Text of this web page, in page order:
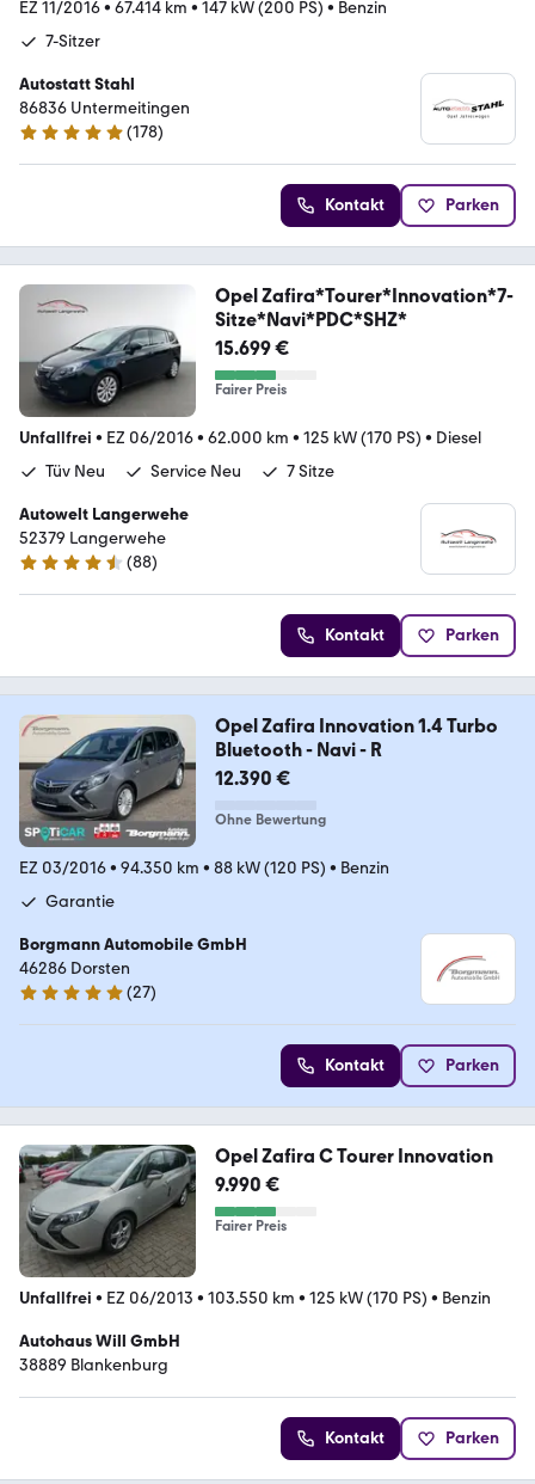
EZ 11/2016• 67.414 km • 147 kW (200 PS) • Benzin
7-Sitzer
Autostatt Stahl
86836 Untermeitingen
5 Sterne
(178)
Kontakt Parken
Opel Zafira*Tourer*Innovation*7-
Sitze*Navi*PDC*SHZ*
15.699 €
Fairer Preis
Unfallfrei • EZ 06/2016• 62.000 km • 125 kW (170 PS) • Diesel
Tüv Neu
Service Neu 7 Sitze
Autowelt Langerwehe
52379 Langerwehe
4.7 Sterne
(88)
Kontakt Parken
Opel Zafira Innovation 1.4 Turbo
Bluetooth - Navi - R
12.390 €
Ohne Bewertung
EZ 03/2016• 94.350 km • 88 kW (120 PS) • Benzin
Garantie
Borgmann Automobile GmbH
46286 Dorsten
5 Sterne
(27)
Kontakt Parken
Opel Zafira C Tourer Innovation
9.990 €
Fairer Preis
Unfallfrei • EZ 06/2013 • 103.550 km • 125 kW (170 PS) • Benzin
Autohaus Will GmbH
38889 Blankenburg
Kontakt Parken